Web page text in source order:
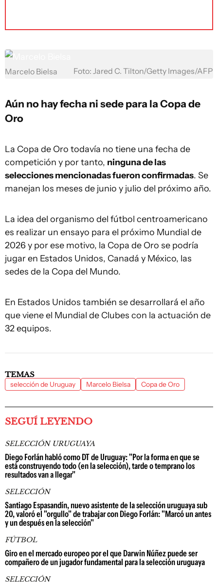
Marcelo Bielsa Foto: Jared C. Tilton/Getty Images/AFP
Aún no hay fecha ni sede para la Copa de
Oro
La Copa de Oro todavía no tiene una fecha de
competición y por tanto, ninguna de las
selecciones mencionadas fueron confirmadas. Se
manejan los meses de junio y julio del próximo año.
La idea del organismo del fútbol centroamericano
es realizar un ensayo para el próximo Mundial de
2026 y por ese motivo, la Copa de Oro se podría
jugar en Estados Unidos, Canadá y México, las
sedes de la Copa del Mundo.
En Estados Unidos también se desarrollará el año
que viene el Mundial de Clubes con la actuación de
32 equipos.
TEMAS
selección de Uruguay Marcelo Bielsa Copa de Oro
SEGUÍ LEYENDO
SELECCIÓN URUGUAYA
Diego Forlán habló como DT de Uruguay: "Por la forma en que se
está construyendo todo (en la selección), tarde o temprano los
resultados van a llegar"
SELECCIÓN
Santiago Espasandín, nuevo asistente de la selección uruguaya sub
20, valoró el "orgullo" de trabajar con Diego Forlán: "Marcó un antes
y un después en la selección"
FÚTBOL
Giro en el mercado europeo por el que Darwin Núñez puede ser
compañero de un jugador fundamental para la selección uruguaya
SELECCIÓN